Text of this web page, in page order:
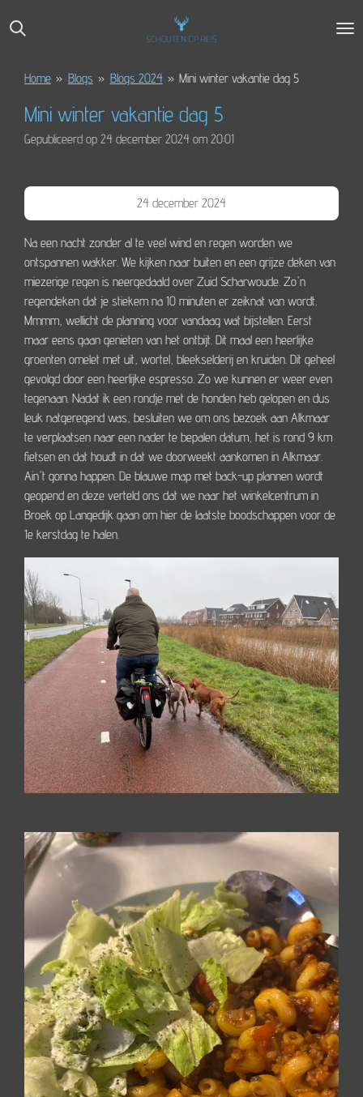
direct
Home » Blogs » Blogs 2024 » Mini winter vakantie dag 5
Mini winter vakantie dag 5
Gepubliceerd op 24 december 2024 om 20:01
24 december 2024
Na een nacht zonder al te veel wind en regen worden we
ontspannen wakker. We kijken naar buiten en een grijze deken van
miezerige regen is neergedaald over Zuid Scharwoude. Zo'n
regendeken dat je stiekem na 10 minuten er zeiknat van wordt.
Mmmm, wellicht de planning voor vandaag wat bijstellen. Eerst
maar eens gaan genieten van het ontbijt. Dit maal een heerlijke
groenten omelet met uit, wortel, bleekselderij en kruiden. Dit geheel
gevolgd door een heerlijke espresso. Zo we kunnen er weer even
tegenaan. Nadat ik een rondje met de honden heb gelopen en dus
leuk natgeregend was, besluiten we om ons bezoek aan Alkmaar
te verplaatsen naar een nader te bepalen datum, het is rond 9 km
fietsen en dat houdt in dat we doorweekt aankomen in Alkmaar.
Ain't gonna happen. De blauwe map met back-up plannen wordt
geopend en deze verteld ons dat we naar het winkelcentrum in
Broek op Langedijk gaan om hier de laatste boodschappen voor de
1e kerstdag te halen.